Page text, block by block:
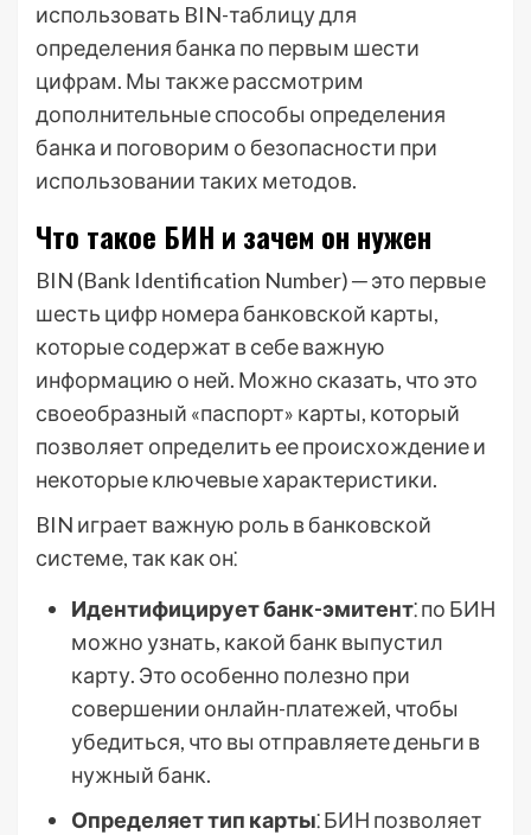
использовать BIN-таблицу для
определения банка по первым шести
цифрам. Мы также рассмотрим
дополнительные способы определения
банка и поговорим о безопасности при
использовании таких методов.
Что такое БИН и зачем он нужен
BIN (Bank Identification Number) ─ это первые
шесть цифр номера банковской карты,
которые содержат в себе важную
информацию о ней. Можно сказать, что это
своеобразный «паспорт» карты, который
позволяет определить ее происхождение и
некоторые ключевые характеристики.
BIN играет важную роль в банковской
системе, так как он⁚
Идентифицирует банк-эмитент⁚ по БИН
можно узнать, какой банк выпустил
карту. Это особенно полезно при
совершении онлайн-платежей, чтобы
убедиться, что вы отправляете деньги в
нужный банк.
Определяет тип карты⁚ БИН позволяет